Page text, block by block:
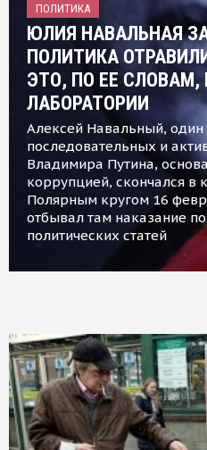
ПОЛИТИКА
ЮЛИЯ НАВАЛЬНАЯ
ПОЛИТИКА
ЭТО, ПО ЕЕ
ЛАБОРАТОРИИ
Алексей Навальный, один
последовательных и
Владимира Путина,
коррупцией, скончался в
Полярным кругом 16
отбывал там наказание
политических статей